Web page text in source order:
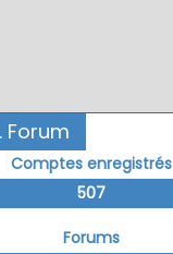
Forum
Comptes enregistrés
507
Forums